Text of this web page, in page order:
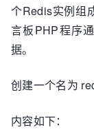
个Redis实例组
言板PHP程序
据。
创建一个名为
内容如下：